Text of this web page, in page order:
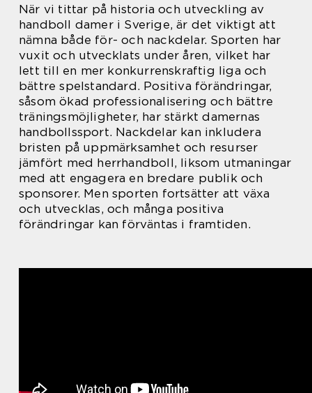
När vi tittar på historia och utveckling av
handboll damer i Sverige, är det viktigt att
nämna både för- och nackdelar. Sporten har
vuxit och utvecklats under åren, vilket har
lett till en mer konkurrenskraftig liga och
bättre spelstandard. Positiva förändringar,
såsom ökad professionalisering och bättre
träningsmöjligheter, har stärkt damernas
handbollssport. Nackdelar kan inkludera
bristen på uppmärksamhet och resurser
jämfört med herrhandboll, liksom utmaningar
med att engagera en bredare publik och
sponsorer. Men sporten fortsätter att växa
och utvecklas, och många positiva
förändringar kan förväntas i framtiden.